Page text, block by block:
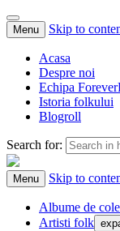
Menu Skip to
Acasa
Despre noi
Echipa
Istoria folkului
Blogroll
Search for:
ForeverFolk
Muzica sufletului tau
Menu Skip to
Albume de
Artisti folk